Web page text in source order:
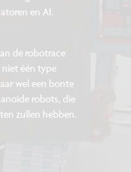
en AI.
de robotrace
één type
wel een bonte
robots, die
zullen hebben.